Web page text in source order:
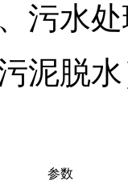
污水
泥脱
参数